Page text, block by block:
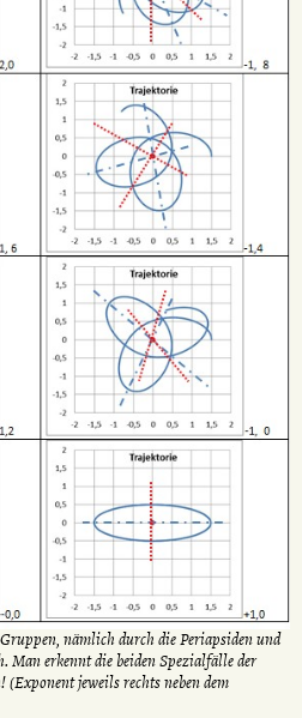
nämlich durch die Periapsiden und
Man erkennt die beiden Spezialfälle der
jeweils rechts neben dem